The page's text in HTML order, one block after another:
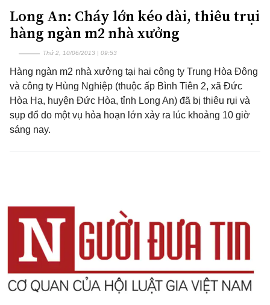
Long An: Cháy lớn kéo dài, thiêu trụi
hàng ngàn m2 nhà xưởng
Thứ 2, 10/06/2013 | 09:53
Hàng ngàn m2 nhà xưởng tại hai công ty Trung Hòa Đông
và công ty Hùng Nghiệp (thuộc ấp Bình Tiên 2, xã Đức
Hòa Hạ, huyện Đức Hòa, tỉnh Long An) đã bị thiêu rụi và
sụp đổ do một vụ hỏa hoạn lớn xảy ra lúc khoảng 10 giờ
sáng nay.